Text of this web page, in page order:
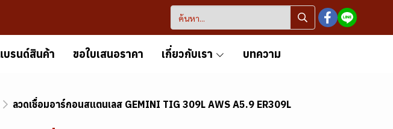
บรนด์สินค้า ขอใบเสนอราคา เกี่ยวกับเรา บทความ
ลวดเชื่อมอาร์กอนสแตนเลส GEMINI TIG 309L AWS A5.9 ER309L